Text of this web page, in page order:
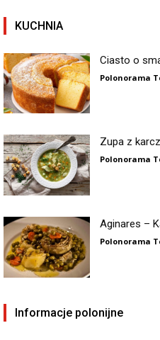
KUCHNIA
Ciasto o
Polonorama
Zupa z
Polonorama
Aginares –
Polonorama
Informacje polonijne